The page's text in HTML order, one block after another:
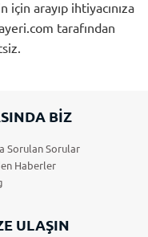
için arayıp ihtiyacınıza
tarafından
BİZ
Sorulan Sorular
Haberler
ULAŞIN